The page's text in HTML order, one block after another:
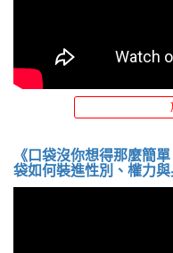
《口袋沒你想得那麼簡
袋如何裝進性別、權力與